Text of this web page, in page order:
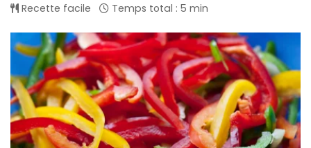
Recette facile Temps total : 5 min